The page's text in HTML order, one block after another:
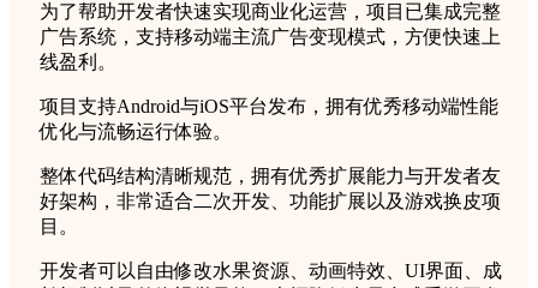
为了帮助开发者快速实现商业化运营，项目已集成完整
广告系统，支持移动端主流广告变现模式，方便快速上
线盈利。
项目支持Android与iOS平台发布，拥有优秀移动端性能
优化与流畅运行体验。
整体代码结构清晰规范，拥有优秀扩展能力与开发者友
好架构，非常适合二次开发、功能扩展以及游戏换皮项
目。
开发者可以自由修改水果资源、动画特效、UI界面、成